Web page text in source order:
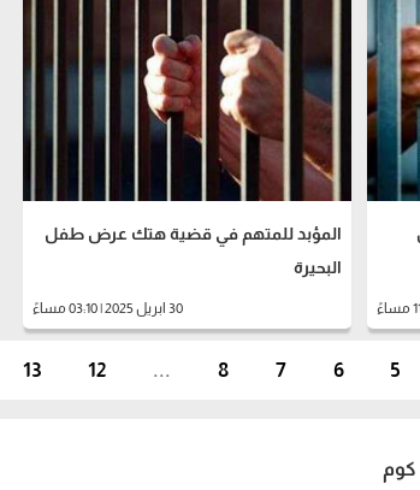
المؤبد للمتهم في قضية هتك عرض طفل
البحيرة
30 ابريل 2025 | 03:10 مساءً
5
6
7
8
...
12
13
كوم